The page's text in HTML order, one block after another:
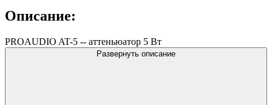
Описание:
PROAUDIO AT-5 -- аттеньюатор 5 Вт
Развернуть описание